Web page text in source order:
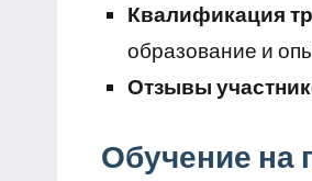
Квалификация
образование и
Отзывы
Обучение на